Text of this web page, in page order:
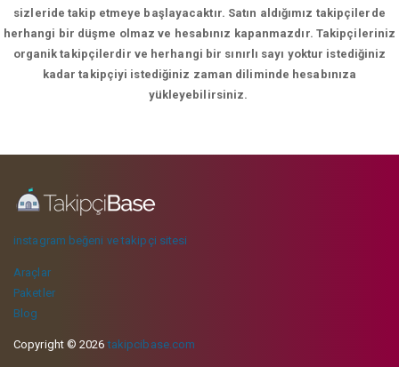
sizleride takip etmeye başlayacaktır. Satın aldığımız takipçilerde
herhangi bir düşme olmaz ve hesabınız kapanmazdır. Takipçileriniz
organik takipçilerdir ve herhangi bir sınırlı sayı yoktur istediğiniz
kadar takipçiyi istediğiniz zaman diliminde hesabınıza
yükleyebilirsiniz.
instagram beğeni ve takipçi sitesi
Araçlar
Paketler
Blog
Copyright © 2026takipcibase.com